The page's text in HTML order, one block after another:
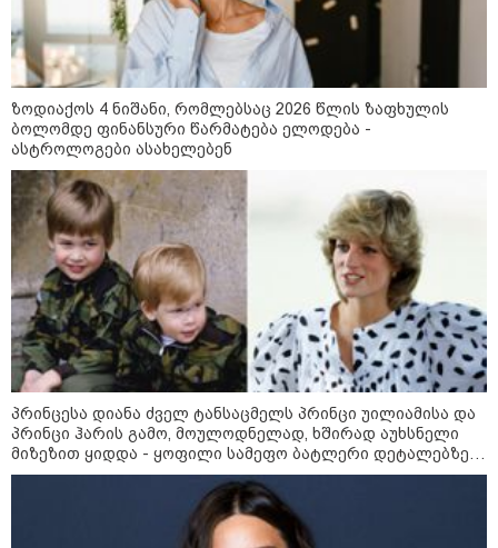
"ბულგარეთის საჰაერო
სივრცეში დრონი აფეთქდა" -
ბულგარეთის პრემიერ-მინისტრი
17:13 / 08-08-2026
"დასავლეთმა საქართველო
ჩვენ წინააღმდეგ
გეოპოლიტიკური ბრძოლის
უგუნურ იარაღად გამოიყენა" -
დიმიტრი მედვედევი
23:40 / 07-08-2026
იტალიამ ყველა ქალაქში
განგაშის წითელი დონე
გამოაცხადა
კატეგორიის ყველა სიახლე
ზოდიაქოს 4 ნიშანი, რომლებსაც 2026 წლის ზაფხულის
ბოლომდე ფინანსური წარმატება ელოდება -
ასტროლოგები ასახელებენ
პრინცესა დიანა ძველ ტანსაცმელს პრინცი უილიამისა და
პრინცი ჰარის გამო, მოულოდნელად, ხშირად აუხსნელი
მიზეზით ყიდდა - ყოფილი სამეფო ბატლერი დეტალებზე
საკუთარ წიგნში საუბრობს